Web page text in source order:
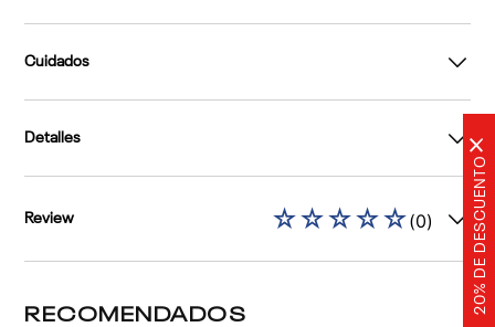
20% DE DESCUENTO
×
Cuidados
Detalles
Review ☆☆☆☆☆(0)
RECOMENDADOS